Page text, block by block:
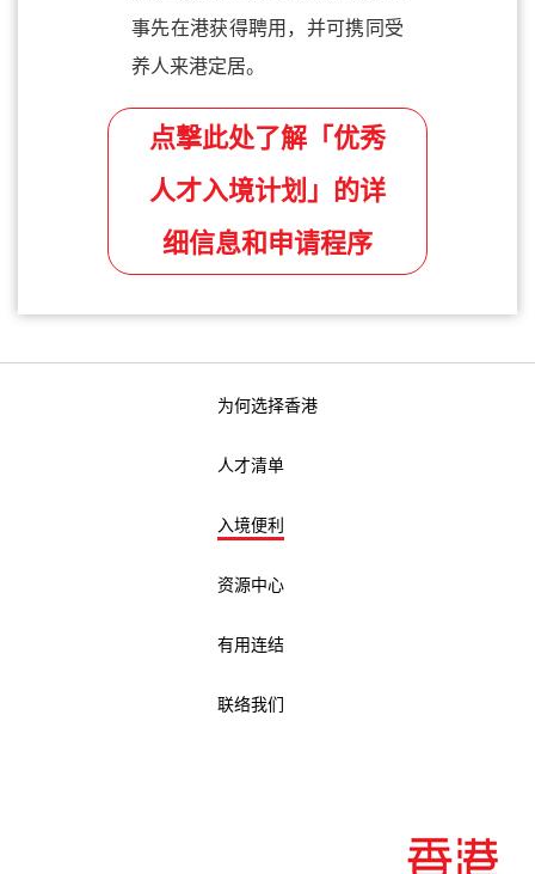
事先在港获得聘用，并可携同受
养人来港定居。
点撃此处了解「优秀
人才入境计划」的详
细信息和申请程序
为何选择香港
人才清单
入境便利
资源中心
有用连结
联络我们